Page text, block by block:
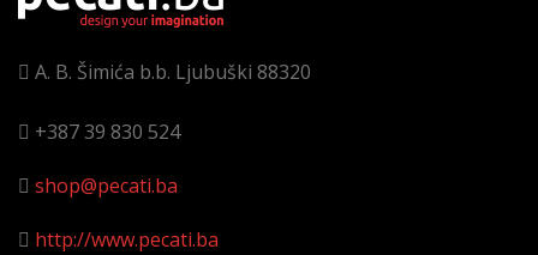
A. B. Šimića b.b. Ljubuški 88320
+387 39 830 524
shop@pecati.ba
http://www.pecati.ba